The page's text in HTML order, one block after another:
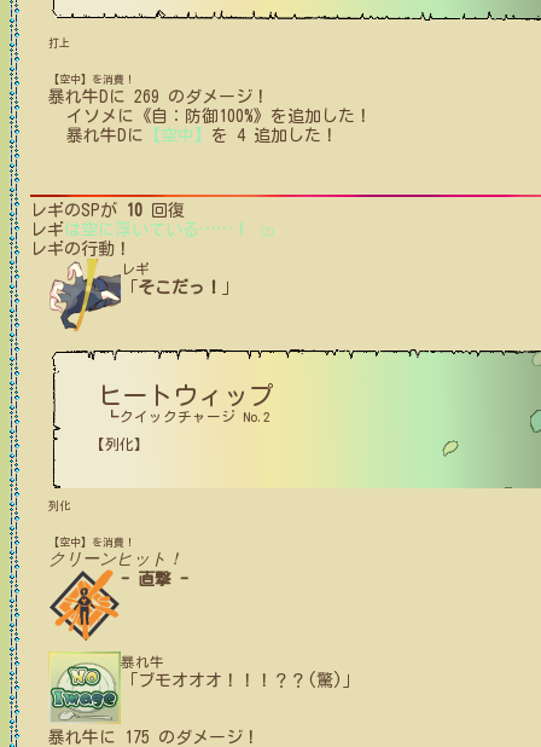
打上
【空中】を消費！
暴れ牛D に 269 のダメージ！
イソメ に 《自：防御100%》 を追加した！
暴れ牛D に 【空中】 を 4追加した！
レギのSPが 10 回復
レギ は空に浮いている …… ！ (2)
レギの行動！
レギ
そこだっ！
ヒートウィップ
┗クイックチャージ No.2
【列化】
列化
【空中】を消費！
クリーンヒット！
- 直撃 -
暴れ牛
「ブモオオオ！！！？？(驚)」
暴れ牛 に 175 のダメージ！